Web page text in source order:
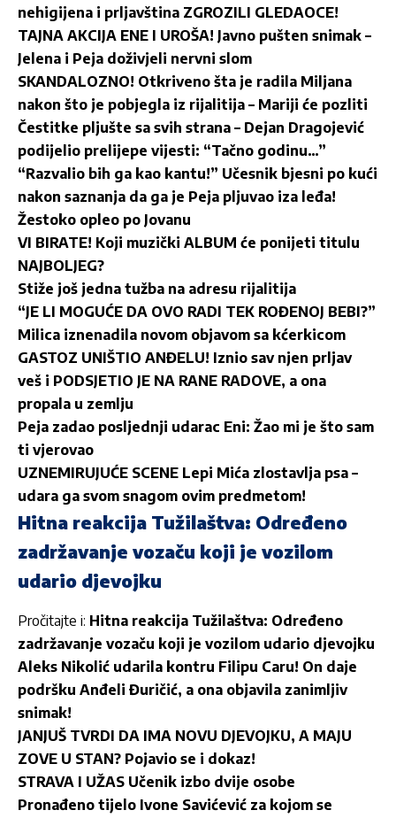
nehigijena i prljavština ZGROZILI GLEDAOCE!
TAJNA AKCIJA ENE I UROŠA! Javno pušten snimak –
Jelena i Peja doživjeli nervni slom
SKANDALOZNO! Otkriveno šta je radila Miljana
nakon što je pobjegla iz rijalitija – Mariji će pozliti
Čestitke pljušte sa svih strana – Dejan Dragojević
podijelio prelijepe vijesti: “Tačno godinu…”
“Razvalio bih ga kao kantu!” Učesnik bjesni po kući
nakon saznanja da ga je Peja pljuvao iza leđa!
Žestoko opleo po Jovanu
VI BIRATE! Koji muzički ALBUM će ponijeti titulu
NAJBOLJEG?
Stiže još jedna tužba na adresu rijalitija
“JE LI MOGUĆE DA OVO RADI TEK ROĐENOJ BEBI?”
Milica iznenadila novom objavom sa kćerkicom
GASTOZ UNIŠTIO ANĐELU! Iznio sav njen prljav
veš i PODSJETIO JE NA RANE RADOVE, a ona
propala u zemlju
Peja zadao posljednji udarac Eni: Žao mi je što sam
ti vjerovao
UZNEMIRUJUĆE SCENE Lepi Mića zlostavlja psa –
udara ga svom snagom ovim predmetom!
Hitna reakcija Tužilaštva: Određeno
zadržavanje vozaču koji je vozilom
udario djevojku
Pročitajte i: Hitna reakcija Tužilaštva: Određeno
zadržavanje vozaču koji je vozilom udario djevojku
Aleks Nikolić udarila kontru Filipu Caru! On daje
podršku Anđeli Đuričić, a ona objavila zanimljiv
snimak!
JANJUŠ TVRDI DA IMA NOVU DJEVOJKU, A MAJU
ZOVE U STAN? Pojavio se i dokaz!
STRAVA I UŽAS Učenik izbo dvije osobe
Pronađeno tijelo Ivone Savićević za kojom se